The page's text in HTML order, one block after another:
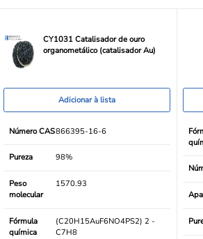
CY1031 Catalisador de ouro
organometálico (catalisador Au)
Adicionar à lista
Número CAS866395-16-6
Pureza 98%
Peso
molecular
1570.93
Fórmula
química
(C20H15AuF6NO4PS2) 2 -
C7H8